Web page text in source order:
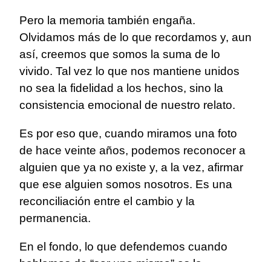
Pero la memoria también engaña.
Olvidamos más de lo que recordamos y, aun
así, creemos que somos la suma de lo
vivido. Tal vez lo que nos mantiene unidos
no sea la fidelidad a los hechos, sino la
consistencia emocional de nuestro relato.
Es por eso que, cuando miramos una foto
de hace veinte años, podemos reconocer a
alguien que ya no existe y, a la vez, afirmar
que ese alguien somos nosotros. Es una
reconciliación entre el cambio y la
permanencia.
En el fondo, lo que defendemos cuando